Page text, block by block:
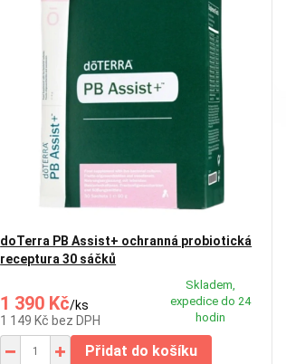
doTerra PB Assist+ ochranná probiotická
receptura 30 sáčků
1 390 Kč/ks
1 149 Kčbez DPH
Skladem,
expedice do 24
hodin
Přidat do košíku